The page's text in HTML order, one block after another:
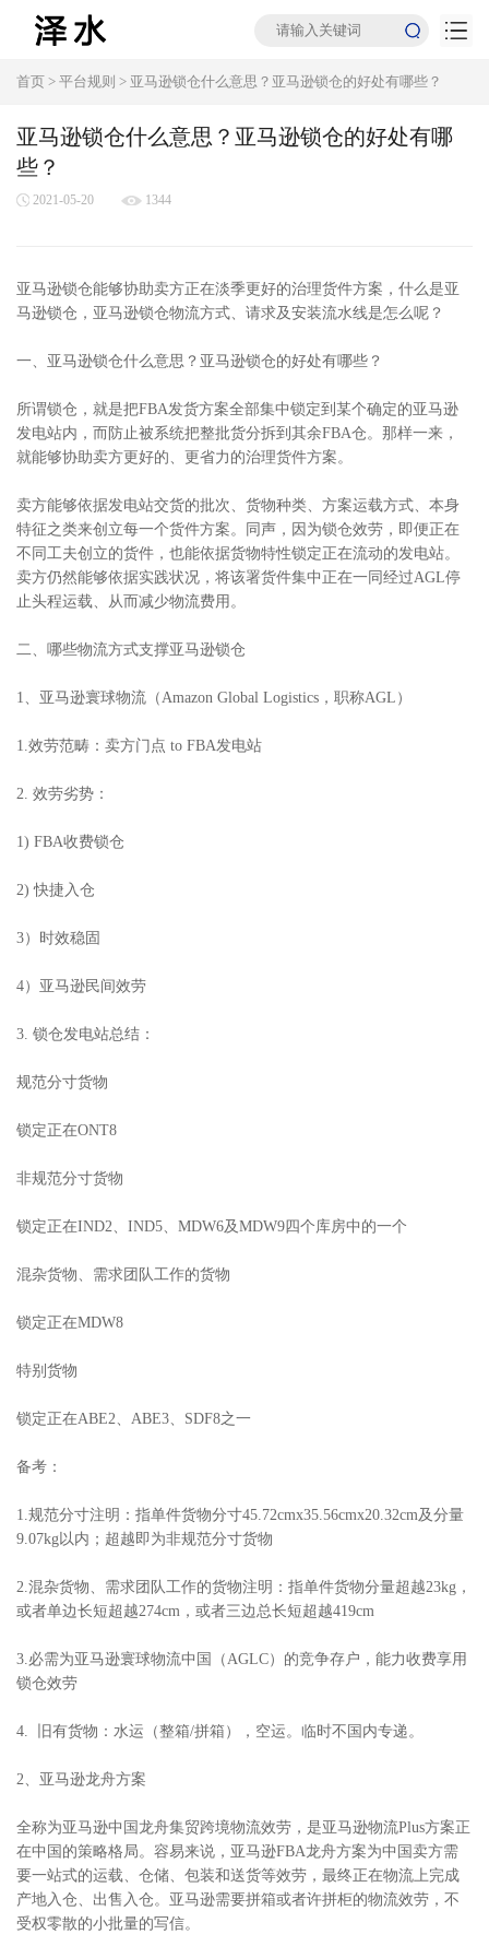
首页 > 平台规则 > 亚马逊锁仓什么意思？亚马逊锁仓的好处有哪些？
亚马逊锁仓什么意思？亚马逊锁仓的好处有哪
些？
2021-05-20 1344
亚马逊锁仓能够协助卖方正在淡季更好的治理货件方案，什么是亚
马逊锁仓，亚马逊锁仓物流方式、请求及安装流水线是怎么呢？
一、亚马逊锁仓什么意思？亚马逊锁仓的好处有哪些？
所谓锁仓，就是把FBA发货方案全部集中锁定到某个确定的亚马逊
发电站内，而防止被系统把整批货分拆到其余FBA仓。那样一来，
就能够协助卖方更好的、更省力的治理货件方案。
卖方能够依据发电站交货的批次、货物种类、方案运载方式、本身
特征之类来创立每一个货件方案。同声，因为锁仓效劳，即便正在
不同工夫创立的货件，也能依据货物特性锁定正在流动的发电站。
卖方仍然能够依据实践状况，将该署货件集中正在一同经过AGL停
止头程运载、从而减少物流费用。
二、哪些物流方式支撑亚马逊锁仓
1、亚马逊寰球物流（Amazon Global Logistics，职称AGL）
1.效劳范畴：卖方门点 to FBA发电站
2. 效劳劣势：
1) FBA收费锁仓
2) 快捷入仓
3）时效稳固
4）亚马逊民间效劳
3. 锁仓发电站总结：
规范分寸货物
锁定正在ONT8
非规范分寸货物
锁定正在IND2、IND5、MDW6及MDW9四个库房中的一个
混杂货物、需求团队工作的货物
锁定正在MDW8
特别货物
锁定正在ABE2、ABE3、SDF8之一
备考：
1.规范分寸注明：指单件货物分寸45.72cmx35.56cmx20.32cm及分量
9.07kg以内；超越即为非规范分寸货物
2.混杂货物、需求团队工作的货物注明：指单件货物分量超越23kg，
或者单边长短超越274cm，或者三边总长短超越419cm
3.必需为亚马逊寰球物流中国（AGLC）的竞争存户，能力收费享用
锁仓效劳
4. 旧有货物：水运（整箱/拼箱），空运。临时不国内专递。
2、亚马逊龙舟方案
全称为亚马逊中国龙舟集贸跨境物流效劳，是亚马逊物流Plus方案正
在中国的策略格局。容易来说，亚马逊FBA龙舟方案为中国卖方需
要一站式的运载、仓储、包装和送货等效劳，最终正在物流上完成
产地入仓、出售入仓。亚马逊需要拼箱或者许拼柜的物流效劳，不
受权零散的小批量的写信。